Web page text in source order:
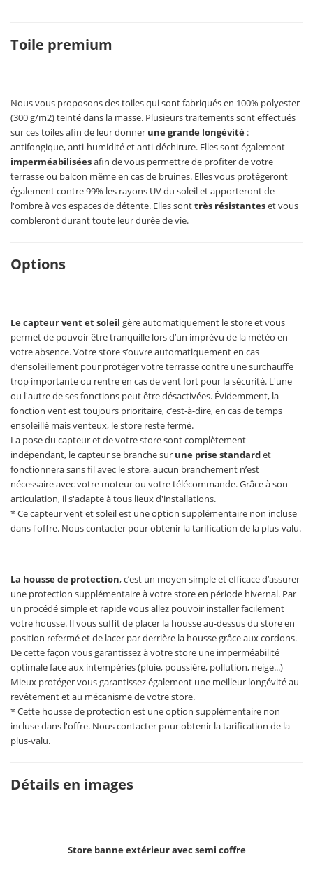
Toile premium
Nous vous proposons des toiles qui sont fabriqués en 100% polyester
(300 g/m2) teinté dans la masse. Plusieurs traitements sont effectués
sur ces toiles afin de leur donner une grande longévité :
antifongique, anti-humidité et anti-déchirure. Elles sont également
imperméabiliséesafin de vous permettre de profiter de votre
terrasse ou balcon même en cas de bruines. Elles vous protégeront
également contre 99% les rayons UV du soleil et apporteront de
l'ombre à vos espaces de détente. Elles sonttrès résistanteset vous
combleront durant toute leur durée de vie.
Options
Le capteur vent et soleil gère automatiquement le store et vous
permet de pouvoir être tranquille lors d’un imprévu de la météo en
votre absence. Votre store s’ouvre automatiquement en cas
d’ensoleillement pour protéger votre terrasse contre une surchauffe
trop importante ou rentre en cas de vent fort pour la sécurité. L'une
ou l'autre de ses fonctions peut être désactivées. Évidemment, la
fonction vent est toujours prioritaire, c’est-à-dire, en cas de temps
ensoleillé mais venteux, le store reste fermé.
La pose du capteur et de votre store sont complètement
indépendant, le capteur se branche sur une prise standardet
fonctionnera sans fil avec le store, aucun branchement n’est
nécessaire avec votre moteur ou votre télécommande. Grâce à son
articulation, il s'adapte à tous lieux d'installations.
* Ce capteur vent et soleil est une option supplémentaire non incluse
dans l'offre. Nous contacter pour obtenir la tarification de la plus-valu.
La housse de protection, c’est un moyen simple et efficace d’assurer
une protection supplémentaire à votre store en période hivernal. Par
un procédé simple et rapide vous allez pouvoir installer facilement
votre housse. Il vous suffit de placer la housse au-dessus du store en
position refermé et de lacer par derrière la housse grâce aux cordons.
De cette façon vous garantissez à votre store une imperméabilité
optimale face aux intempéries (pluie, poussière, pollution, neige...)
Mieux protéger vous garantissez également une meilleur longévité au
revêtement et au mécanisme de votre store.
* Cette housse de protection est une option supplémentaire non
incluse dans l'offre. Nous contacter pour obtenir la tarification de la
plus-valu.
Détails en images
Store banne extérieur avec semi coffre